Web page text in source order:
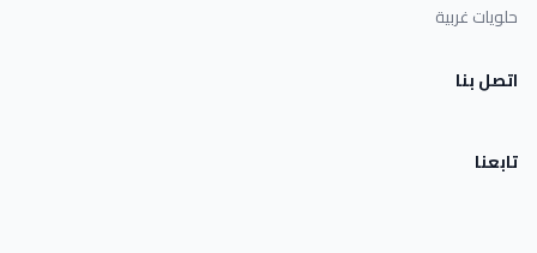
حلويات غربية
اتصل بنا
تابعنا